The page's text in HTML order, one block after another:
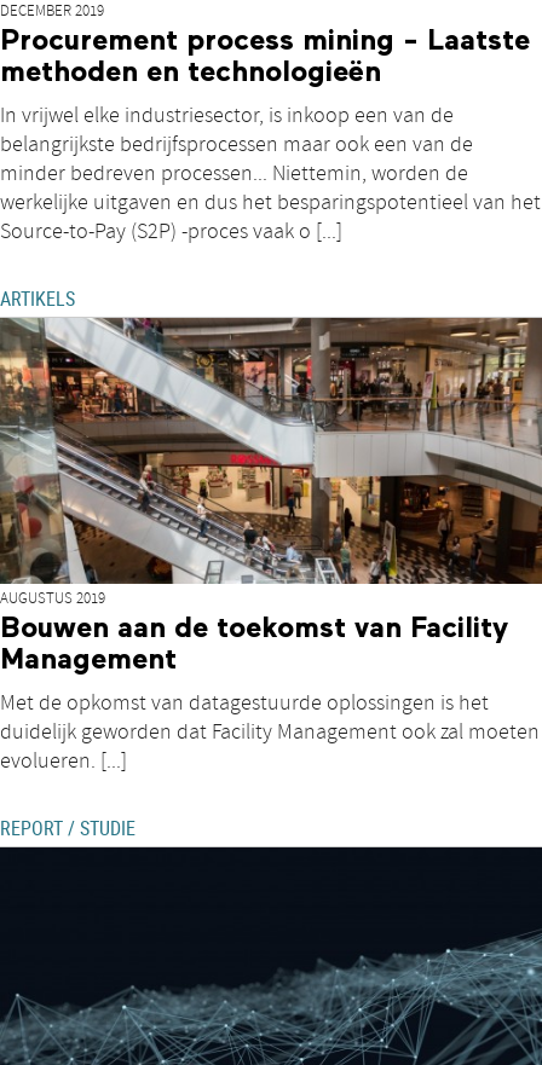
DECEMBER 2019
Procurement process mining - Laatste
methoden en technologieën
In vrijwel elke industriesector, is inkoop een van de
belangrijkste bedrijfsprocessen maar ook een van de
minder bedreven processen... Niettemin, worden de
werkelijke uitgaven en dus het besparingspotentieel van het
Source-to-Pay (S2P) -proces vaak o [...]
ARTIKELS
AUGUSTUS 2019
Bouwen aan de toekomst van Facility
Management
Met de opkomst van datagestuurde oplossingen is het
duidelijk geworden dat Facility Management ook zal moeten
evolueren. [...]
REPORT / STUDIE